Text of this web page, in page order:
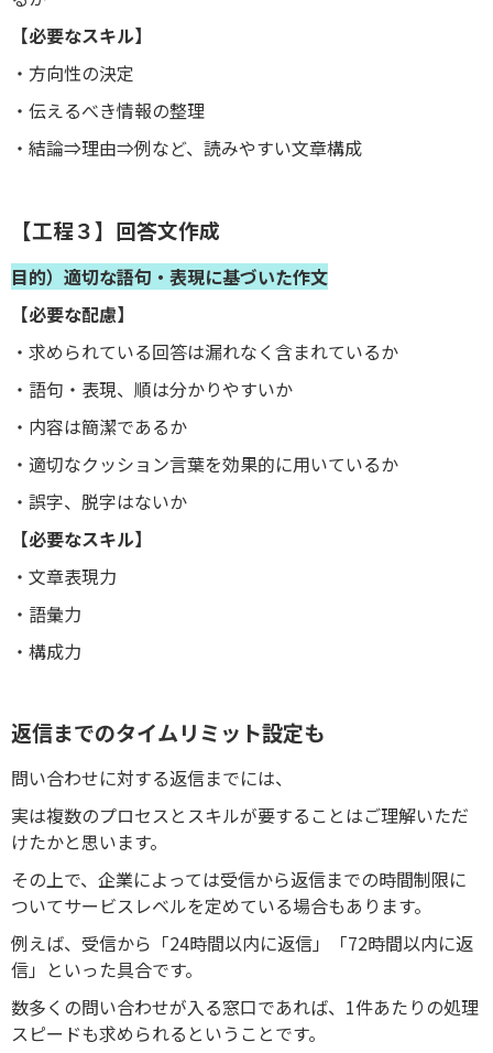
【必要なスキル】
・方向性の決定
・伝えるべき情報の整理
・結論⇒理由⇒例など、読みやすい文章構成
【工程３】回答文作成
目的）適切な語句・表現に基づいた作文
【必要な配慮】
・求められている回答は漏れなく含まれているか
・語句・表現、順は分かりやすいか
・内容は簡潔であるか
・適切なクッション言葉を効果的に用いているか
・誤字、脱字はないか
【必要なスキル】
・文章表現力
・語彙力
・構成力
返信までのタイムリミット設定も
問い合わせに対する返信までには、
実は複数のプロセスとスキルが要することはご理解いただ
けたかと思います。
その上で、企業によっては受信から返信までの時間制限に
ついてサービスレベルを定めている場合もあります。
例えば、受信から「24時間以内に返信」「72時間以内に返
信」といった具合です。
数多くの問い合わせが入る窓口であれば、1件あたりの処理
スピードも求められるということです。